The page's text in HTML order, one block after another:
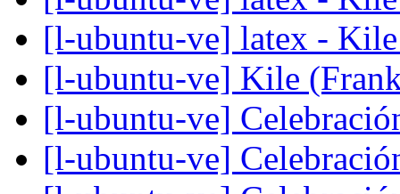
[l-ubuntu-ve] latex -
[l-ubuntu-ve] Kile
[l-ubuntu-ve]
[l-ubuntu-ve]